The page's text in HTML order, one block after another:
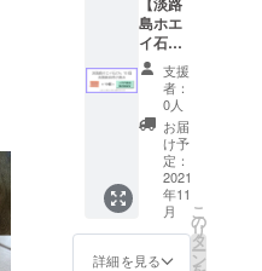
のふた
に。 原
材料: ミ
ツロウ
(淡路島
産 日本
ミツバ
チ) ラ
イス
ワック
ス オ
リーブ
オイ
でハチ
ミツの
ほのか
な香
り。 成
分 : オ
リーブ
油、
パーム
核油、
水、
パーム
油、水
と長持
ちいた
しま
す。 ご
使用上
の注意 :
お肌に
合わな
い場
合、お
肌に異
常のあ
ている
のに、
しっと
りとし
た洗い
上が
り。 天
然の精
油をブ
レンド
した、
しいフ
すので
お申し
込み後
にご相
談くだ
さい。
・お届
け予定
は11月
になっ
ており
ます
験の日
で、使
い心地
はさっ
ぱりし
ている
のに、
しっと
り感し
た洗い
上が
り。 天
然の精
油をブ
レンド
ンク付
き】 計
10820
円相当
※ホエイ
を使っ
た特別
ニュー
(女性専
用) ・淡
路島に
あるサ
ロンに
島ホエ
イ石け
ん10個
(13200
円)
＋ 淡
路島の
恵み詰
め合わ
せ(2万
円相
当)】
＋ 送
支援
者：
0人
お届
け予
定：
2021
年11
月
詳細を見る
こ
の
リ
タ
ー
ン